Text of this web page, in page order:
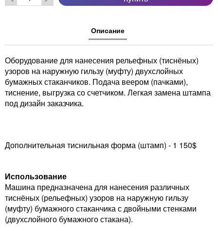
Описание
Оборудование для нанесения рельефных (тиснёных)
узоров на наружную гильзу (муфту) двухслойных
бумажных стаканчиков. Подача веером (пачками),
тиснение, выгрузка со счетчиком. Легкая замена штампа
под дизайн заказчика.
Дополнительная тиснильная форма (штамп) - 1 150$
Использование
Машина предназначена для нанесения различных
тиснёных (рельефных) узоров на наружную гильзу
(муфту) бумажного стаканчика с двойными стенками
(двухслойного бумажного стакана).